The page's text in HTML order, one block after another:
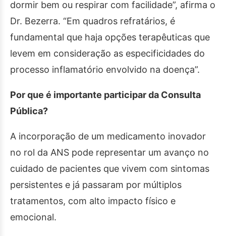
dormir bem ou respirar com facilidade”, afirma o
Dr. Bezerra. “Em quadros refratários, é
fundamental que haja opções terapêuticas que
levem em consideração as especificidades do
processo inflamatório envolvido na doença”.
Por que é importante participar da Consulta
Pública?
A incorporação de um medicamento inovador
no rol da ANS pode representar um avanço no
cuidado de pacientes que vivem com sintomas
persistentes e já passaram por múltiplos
tratamentos, com alto impacto físico e
emocional.